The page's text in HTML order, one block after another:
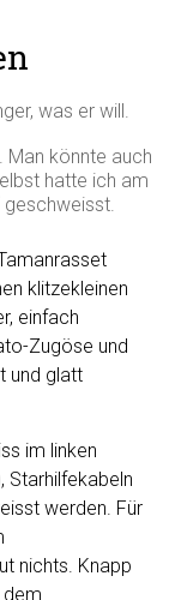
Man könnte auch
hatte ich am
geschweisst.
klitzekleinen
einfach
Zugöse und
und glatt
im linken
Starhilfekabeln
werden. Für
nichts. Knapp
dem